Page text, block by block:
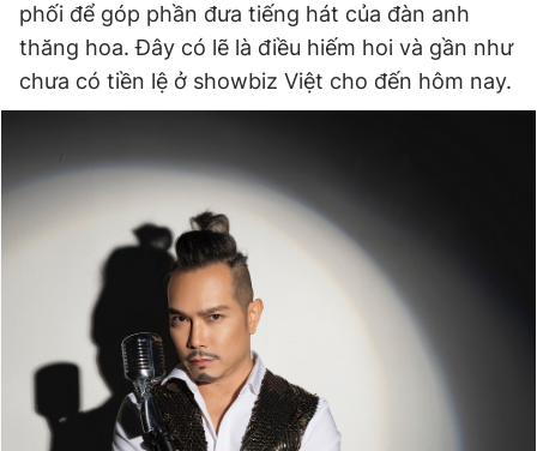
phối để góp phần đưa tiếng hát của đàn anh
thăng hoa. Đây có lẽ là điều hiếm hoi và gần như
chưa có tiền lệ ở showbiz Việt cho đến hôm nay.